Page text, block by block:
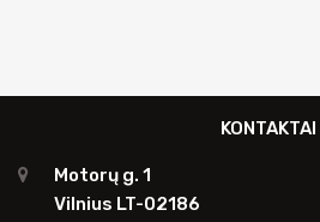
KONTAKTAI
Motorų g. 1
Vilnius LT-02186